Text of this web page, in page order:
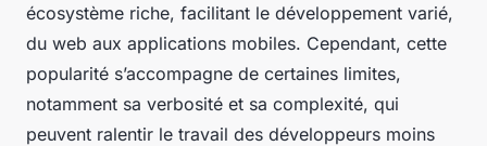
écosystème riche, facilitant le développement varié,
du web aux applications mobiles. Cependant, cette
popularité s’accompagne de certaines limites,
notamment sa verbosité et sa complexité, qui
peuvent ralentir le travail des développeurs moins